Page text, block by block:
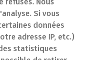
Si vous
données
adresse IP, etc.)
statistiques
(FAQ)